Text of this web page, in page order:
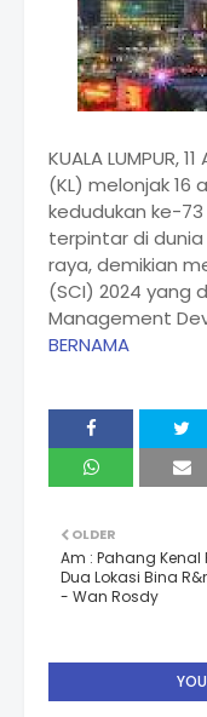
KUALA LUMPUR,
(KL) melonjak
kedudukan ke-
terpintar di
raya, demikian
(SCI) 2024 yang
Management
BERNAMA
OLDER
Am : Pahang Kenal
Dua Lokasi Bina R&r
- Wan Rosdy